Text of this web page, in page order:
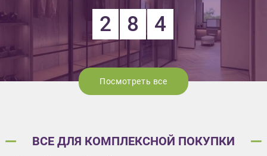
2 8 4
Посмотреть все
ВСЕ ДЛЯ КОМПЛЕКСНОЙ ПОКУПКИ